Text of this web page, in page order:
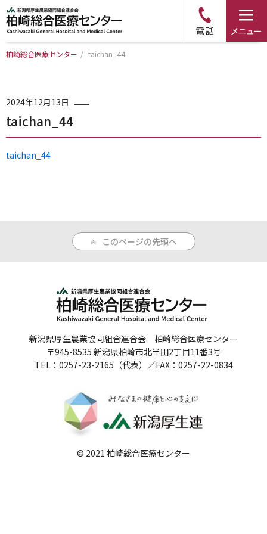
病院について
診療科・部門のご案内
入院のご案内
医療関係者の方へ
病院誌
個人情報保護方針
反社会的勢力に対する基本方針
院内感染対策指針
柏崎総合医療センター / taichan_44
2024年12月13日
taichan_44
taichan_44
このページの先頭へ
新潟県厚生農業協同組合連合会 柏崎総合医療センター
〒945-8535 新潟県柏崎市北半田2丁目11番3号
TEL：0257-23-2165（代表）／FAX：0257-22-0834
© 2021 柏崎総合医療センター